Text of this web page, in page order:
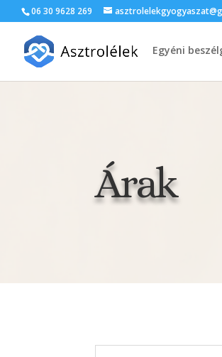
06 30 9628 269
Egyéni
Árak